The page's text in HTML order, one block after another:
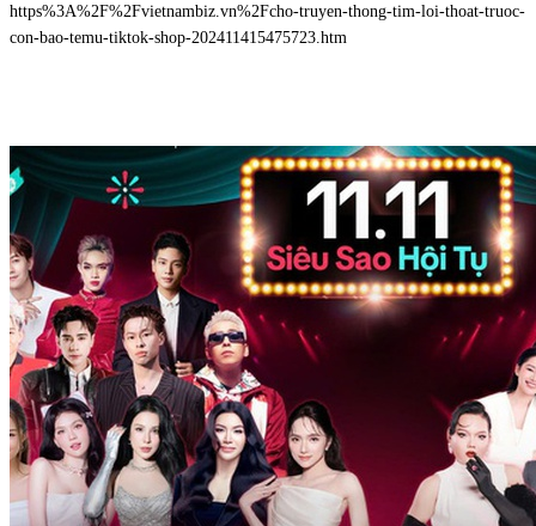
https%3A%2F%2Fvietnambiz.vn%2Fcho-truyen-thong-tim-loi-thoat-truoc-
con-bao-temu-tiktok-shop-202411415475723.htm